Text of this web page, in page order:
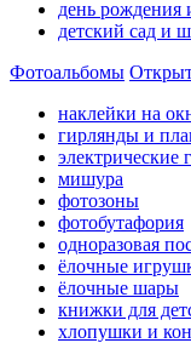
день рождения
детский сад и
Фотоальбомы
наклейки на
гирлянды и
электрические
мишура
фотозоны
фотобутафория
одноразовая
ёлочные
ёлочные шары
книжки для
хлопушки и